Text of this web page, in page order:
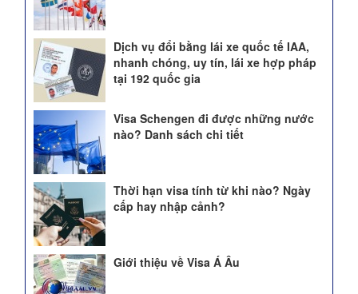
Dịch vụ đổi bằng lái xe quốc tế IAA,
nhanh chóng, uy tín, lái xe hợp pháp
tại 192 quốc gia
Visa Schengen đi được những nước
nào? Danh sách chi tiết
Thời hạn visa tính từ khi nào? Ngày
cấp hay nhập cảnh?
Giới thiệu về Visa Á Âu